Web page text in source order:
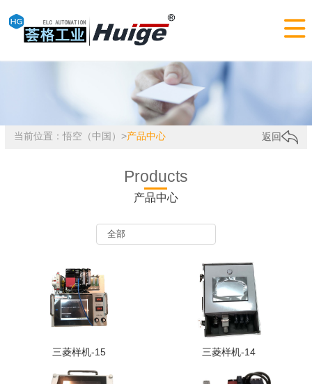

当前位置： 悟空（中国） >产品中心 返回
Products
产品中心
三菱样机-15 三菱样机-14